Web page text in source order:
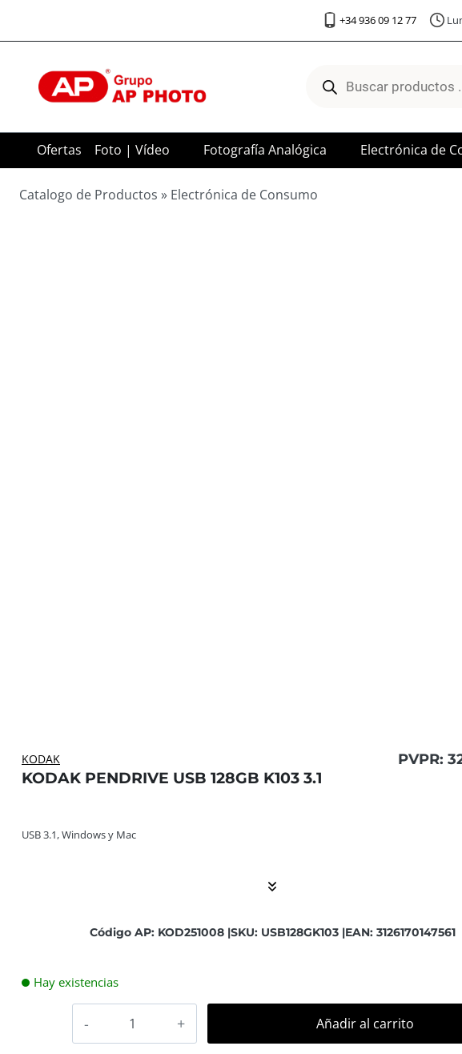
+34 936 09 12 77
productos
Ofertas Foto | Vídeo Fotografía Analógica Electrónica de
Catalogo de Productos » Electrónica de Consumo
KODAK
KODAK PENDRIVE USB 128GB K103 3.1
PVPR:
USB 3.1, Windows y Mac ... El contenido continúa. Activar el Show More
USB 3.1, Windows y Mac
Código AP: KOD251008 |SKU: USB128GK103 |EAN: 3126170147561
Hay existencias
Añadir al carrito